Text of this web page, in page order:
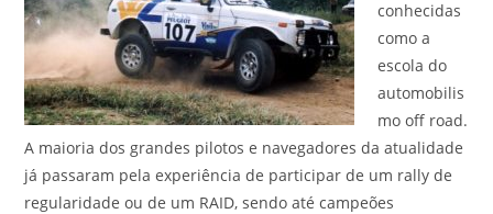
conhecidas
como a
escola do
automobilis
mo off road.
A maioria dos grandes pilotos e navegadores da atualidade
já passaram pela experiência de participar de um rally de
regularidade ou de um RAID, sendo até campeões